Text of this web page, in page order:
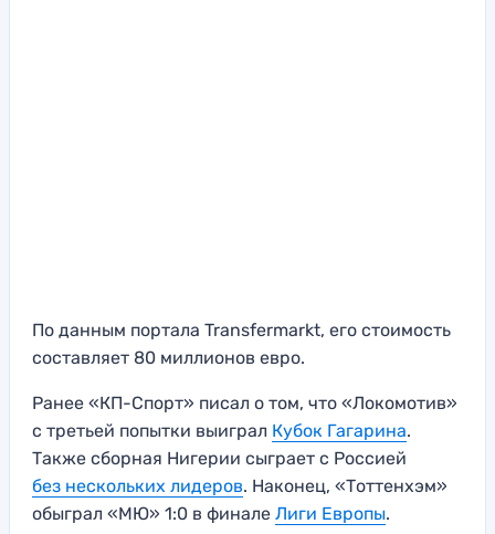
По данным портала Transfermarkt, его стоимость
составляет 80 миллионов евро.
Ранее «КП-Спорт» писал о том, что «Локомотив»
с третьей попытки выиграл Кубок Гагарина.
Также сборная Нигерии сыграет с Россией
без нескольких лидеров. Наконец, «Тоттенхэм»
обыграл «МЮ» 1:0 в финале Лиги Европы.